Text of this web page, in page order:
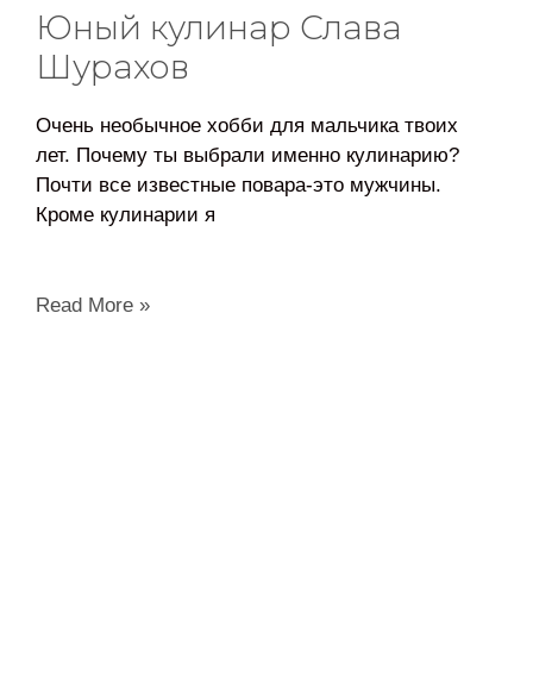
Юный кулинар Слава
Шурахов
Очень необычное хобби для мальчика твоих
лет. Почему ты выбрали именно кулинарию?
Почти все известные повара-это мужчины.
Кроме кулинарии я
Read More »